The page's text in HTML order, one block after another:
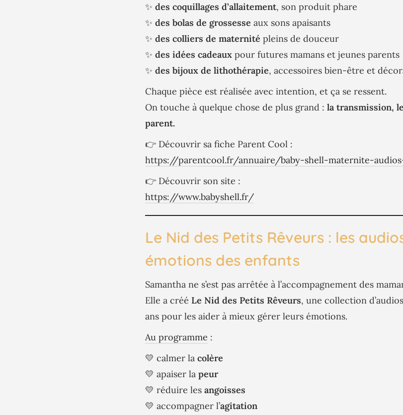
✨ des coquillages d’allaitement, son produit phare
✨ des bolas de grossesse aux sons apaisants
✨ des colliers de maternité pleins de douceur
✨ des idées cadeaux pour futures mamans et jeunes parents
✨ des bijoux de lithothérapie, accessoires bien-être et
Chaque pièce est réalisée avec intention, et ça se ressent.
On touche à quelque chose de plus grand : la transmission,
parent.
👉 Découvrir sa fiche Parent Cool :
https://parentcool.fr/annuaire/baby-shell-maternite-
👉 Découvrir son site :
https://www.babyshell.fr/
Le Nid des Petits Rêveurs : les
émotions des enfants
Samantha ne s’est pas arrêtée à l’accompagnement des
Elle a créé Le Nid des Petits Rêveurs, une collection
ans pour les aider à mieux gérer leurs émotions.
Au programme :
💛 calmer la colère
💛 apaiser la peur
💛 réduire les angoisses
💛 accompagner l’agitation